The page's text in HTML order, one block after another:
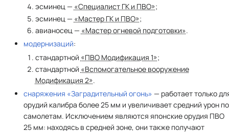
эсминец — «Специалист ГК и ПВО»;
эсминец — «Мастер ГК и ПВО»;
авианосец — «Мастер огневой подготовки».
модернизаций:
стандартной «ПВО Модификация 1»;
стандартной «Вспомогательное вооружение
Модификация 2».
снаряжения «Заградительный огонь» — работает только
орудий калибра более 25 мм и увеличивает средний урон по
самолетам. Исключением являются японские орудия ПВО
25 мм: находясь в средней зоне, они также получают